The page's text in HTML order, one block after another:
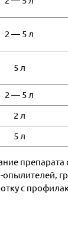
2 ― 5 л
5 л
2 ― 5 л
2 л
5 л
препарата
опылителей,
с